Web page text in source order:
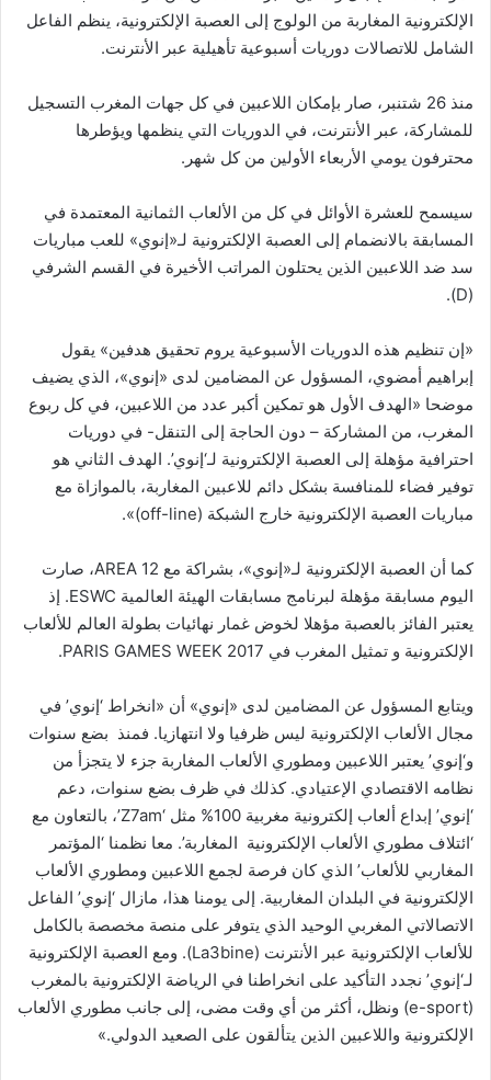
الإلكترونية المغاربة من الولوج إلى العصبة الإلكترونية، ينظم الفاعل
الشامل للاتصالات دوريات أسبوعية تأهيلية عبر الأنترنت.
منذ 26 شتنبر، صار بإمكان اللاعبين في كل جهات المغرب التسجيل
للمشاركة، عبر الأنترنت، في الدوريات التي ينظمها ويؤطرها
محترفون يومي الأربعاء الأولين من كل شهر.
سيسمح للعشرة الأوائل في كل من الألعاب الثمانية المعتمدة في
المسابقة بالانضمام إلى العصبة الإلكترونية لـ«إنوي» للعب مباريات
سد ضد اللاعبين الذين يحتلون المراتب الأخيرة في القسم الشرفي
(D).
«إن تنظيم هذه الدوريات الأسبوعية يروم تحقيق هدفين» يقول
إبراهيم أمضوي، المسؤول عن المضامين لدى «إنوي»، الذي يضيف
موضحا «الهدف الأول هو تمكين أكبر عدد من اللاعبين، في كل ربوع
المغرب، من المشاركة – دون الحاجة إلى التنقل- في دوريات
احترافية مؤهلة إلى العصبة الإلكترونية لـ‘إنوي’. الهدف الثاني هو
توفير فضاء للمنافسة بشكل دائم للاعبين المغاربة، بالموازاة مع
مباريات العصبة الإلكترونية خارج الشبكة (off-line)».
كما أن العصبة الإلكترونية لـ«إنوي»، بشراكة مع AREA 12، صارت
اليوم مسابقة مؤهلة لبرنامج مسابقات الهيئة العالمية ESWC. إذ
يعتبر الفائز بالعصبة مؤهلا لخوض غمار نهائيات بطولة العالم للألعاب
الإلكترونية و تمثيل المغرب في PARIS GAMES WEEK 2017.
ويتابع المسؤول عن المضامين لدى «إنوي» أن «انخراط ‘إنوي’ في
مجال الألعاب الإلكترونية ليس ظرفيا ولا انتهازيا. فمنذ بضع سنوات
و‘إنوي’ يعتبر اللاعبين ومطوري الألعاب المغاربة جزء لا يتجزأ من
نظامه الاقتصادي الإعتيادي. كذلك في ظرف بضع سنوات، دعم
‘إنوي’ إبداع ألعاب إلكترونية مغربية 100% مثل ‘Z7am’، بالتعاون مع
‘ائتلاف مطوري الألعاب الإلكترونية المغاربة’. معا نظمنا ‘المؤتمر
المغاربي للألعاب’ الذي كان فرصة لجمع اللاعبين ومطوري الألعاب
الإلكترونية في البلدان المغاربية. إلى يومنا هذا، مازال ‘إنوي’ الفاعل
الاتصالاتي المغربي الوحيد الذي يتوفر على منصة مخصصة بالكامل
للألعاب الإلكترونية عبر الأنترنت (La3bine). ومع العصبة الإلكترونية
لـ‘إنوي’ نجدد التأكيد على انخراطنا في الرياضة الإلكترونية بالمغرب
(e-sport) ونظل، أكثر من أي وقت مضى، إلى جانب مطوري الألعاب
الإلكترونية واللاعبين الذين يتألقون على الصعيد الدولي.»